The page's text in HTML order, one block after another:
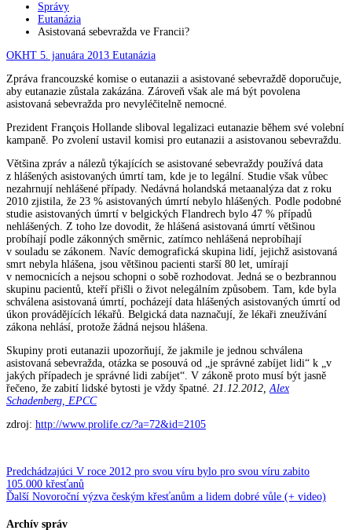
Správy
Eutanázia
Asistovaná sebevražda ve Francii?
OKHT 5. januára 2013 Eutanázia
Zpráva francouzské komise o eutanazii a asistované sebevraždě doporučuje,
aby eutanazie zůstala zakázána. Zároveň však ale má být povolena
asistovaná sebevražda pro nevyléčitelně nemocné.
Prezident François Hollande sliboval legalizaci eutanazie během své volební
kampaně. Po zvolení ustavil komisi pro eutanazii a asistovanou sebevraždu.
Většina zpráv a nálezů týkajících se asistované sebevraždy používá data
z hlášených asistovaných úmrtí tam, kde je to legální. Studie však vůbec
nezahrnují nehlášené případy. Nedávná holandská metaanalýza dat z roku
2010 zjistila, že 23 % asistovaných úmrtí nebylo hlášených. Podle podobné
studie asistovaných úmrtí v belgických Flandrech bylo 47 % případů
nehlášených. Z toho lze dovodit, že hlášená asistovaná úmrtí většinou
probíhají podle zákonných směrnic, zatímco nehlášená neprobíhají
v souladu se zákonem. Navíc demografická skupina lidí, jejichž asistovaná
smrt nebyla hlášena, jsou většinou pacienti starší 80 let, umírají
v nemocnicích a nejsou schopni o sobě rozhodovat. Jedná se o bezbrannou
skupinu pacientů, kteří přišli o život nelegálním způsobem. Tam, kde byla
schválena asistovaná úmrtí, pocházejí data hlášených asistovaných úmrtí od
úkon provádějících lékařů. Belgická data naznačují, že lékaři zneužívání
zákona nehlásí, protože žádná nejsou hlášena.
Skupiny proti eutanazii upozorňují, že jakmile je jednou schválena
asistovaná sebevražda, otázka se posouvá od „je správné zabíjet lidi“ k „v
jakých případech je správné lidi zabíjet“. V zákoně proto musí být jasně
řečeno, že zabití lidské bytosti je vždy špatné. 21.12.2012,Alex
Schadenberg, EPCC
zdroj: http://www.prolife.cz/?a=72&id=2105
Navigácia
v
Predchádzajúci Predchádzajúci
článok:
V roce 2012 pro svou víru bylo pro svou víru zabito
105.000 křesťanů
Ďalší Ďalší
Novoroční výzva českým křesťanům a lidem dobré vůle (+ video)
Archív správ